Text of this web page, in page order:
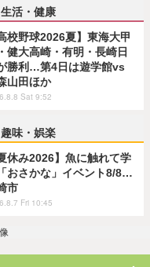
生活・健康
高校野球2026夏】東海大甲
健大高崎・有明・長崎日
勝利…第4日は遊学館vs
山田ほか
Sat 9:52
趣味・娯楽
夏休み2026】魚に触れて学
おさかな」イベント8/8…
市
Fri 10:45